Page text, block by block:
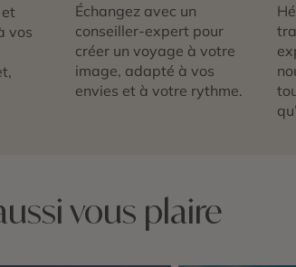
vos
Échangez avec un
conseiller-expert pour
créer un voyage à votre
image, adapté à vos
envies et à votre rythme.
vous plaire